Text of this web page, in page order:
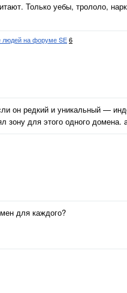
Только уебы, трололо,
людей на форуме SE6
он редкий и уникальный —
зону для этого одного домена.
для каждого?